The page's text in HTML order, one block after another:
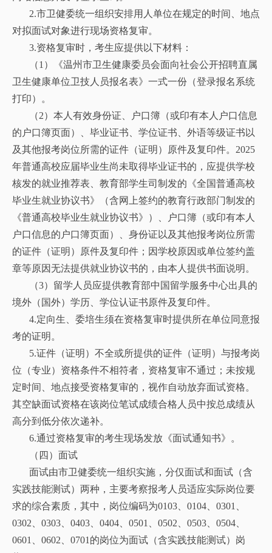
2.市卫健委统一组织安排用人单位在规定的时间、地点
对拟面试对象进行现场资格复审。
3.资格复审时，考生应提供以下材料：
（1）《温州市卫生健康委员会面向社会公开招聘直属
卫生健康单位卫技人员报名表》一式一份（登录报名系统
打印）。
（2）本人有效身份证、户口簿（或印有本人户口信息
的户口簿页面）、毕业证书、学位证书、外语等级证书以
及其他报考岗位所需的证件（证明）原件及复印件。2025
年普通高校应届毕业生尚未取得毕业证书的，应提供学校
核发的就业推荐表、教育部学生司制发的《全国普通高校
毕业生就业协议书》（含网上签约的教育行政部门制发的
《普通高校毕业生就业协议书》）、户口簿（或印有本人
户口信息的户口簿页面）、身份证以及其他报考岗位所需
的证件（证明）原件及复印件；因学校原因或单位签约盖
章等原因无法提供就业协议书的，由本人提供书面说明。
（3）留学人员应提供教育部中国留学服务中心出具的
境外（国外）学历、学位认证书原件及复印件。
4.定向生、委培生须在资格复审时提供所在单位同意报
考的证明。
5.证件（证明）不全或所提供的证件（证明）与报考岗
位（专业）资格条件不相符者，资格复审不通过；未按规
定时间、地点接受资格复审的，视作自动放弃面试资格。
其空缺面试资格在该岗位笔试成绩合格人员中按总成绩从
高分到低分依次递补。
6.通过资格复审的考生现场发放《面试通知书》。
（四）面试
面试由市卫健委统一组织实施，分仅面试和面试（含
实践技能测试）两种，主要考察报考人员适应实际岗位要
求的综合素质，其中，岗位编码为0103、0104、0301、
0302、0303、0403、0404、0501、0502、0503、0504、
0601、0602、0701的岗位为面试（含实践技能测试）岗